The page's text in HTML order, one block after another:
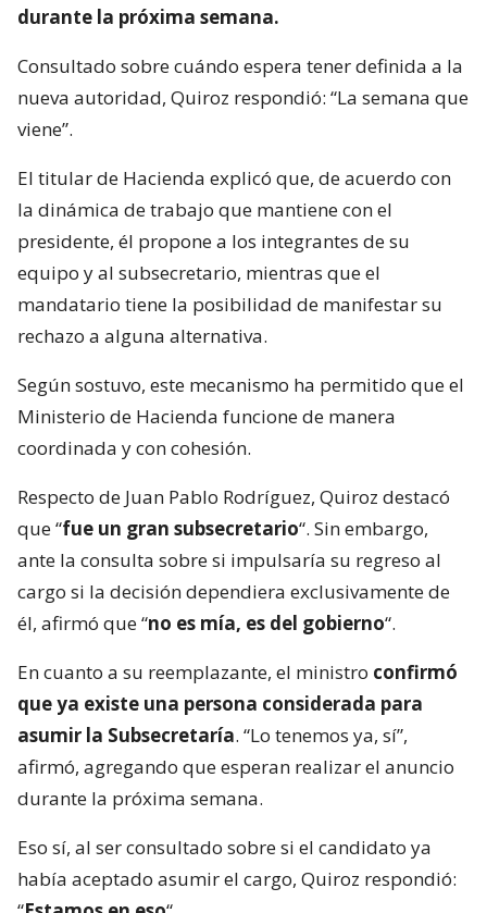
durante la próxima semana.
Consultado sobre cuándo espera tener definida a la
nueva autoridad, Quiroz respondió: “La semana que
viene”.
El titular de Hacienda explicó que, de acuerdo con
la dinámica de trabajo que mantiene con el
presidente, él propone a los integrantes de su
equipo y al subsecretario, mientras que el
mandatario tiene la posibilidad de manifestar su
rechazo a alguna alternativa.
Según sostuvo, este mecanismo ha permitido que el
Ministerio de Hacienda funcione de manera
coordinada y con cohesión.
Respecto de Juan Pablo Rodríguez, Quiroz destacó
que “fue un gran subsecretario“. Sin embargo,
ante la consulta sobre si impulsaría su regreso al
cargo si la decisión dependiera exclusivamente de
él, afirmó que “no es mía, es del gobierno“.
En cuanto a su reemplazante, el ministro confirmó
que ya existe una persona considerada para
asumir la Subsecretaría. “Lo tenemos ya, sí”,
afirmó, agregando que esperan realizar el anuncio
durante la próxima semana.
Eso sí, al ser consultado sobre si el candidato ya
había aceptado asumir el cargo, Quiroz respondió: